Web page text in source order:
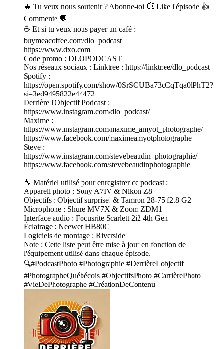
🔥 Tu veux nous soutenir ? Abonne-toi 💥 Like l'épisode 👍
Commente 💬
☕ Et si tu veux nous payer un café :
buymeacoffee.com/dlo_podcast
https://www.dxo.com
Code promo : DLOPODCAST
Nos réseaux sociaux : Linktree : https://linktr.ee/dlo_podcast
Spotify :
https://open.spotify.com/show/0SrSOUBa73cCqTqa0lPhT2?
si=3ed9495822e44472
Derrière l'Objectif Podcast :
https://www.instagram.com/dlo_podcast/
Maxime :
https://www.instagram.com/maxime_amyot_photographe/
https://www.facebook.com/maximeamyotphotographe
Steve :
https://www.instagram.com/stevebeaudin_photographie/
https://www.facebook.com/stevebeaudinphotographie
🔧 Matériel utilisé pour enregistrer ce podcast :
Appareil photo : Sony A7IV & Nikon Z8
Objectifs : Objectif surprise! & Tamron 28-75 f2.8 G2
Microphone : Shure MV7X & Zoom ZDM1
Interface audio : Focusrite Scarlett 2i2 4th Gen
Éclairage : Neewer HB80C
Logiciels de montage : Riverside
Note : Cette liste peut être mise à jour en fonction de
l'équipement utilisé dans chaque épisode.
🔍#PodcastPhoto #Photographie #DerrièreLobjectif
#PhotographeQuébécois #ObjectifsPhoto #CarrièrePhoto
#VieDePhotographe #CréationDeContenu